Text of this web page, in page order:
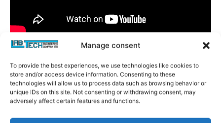
Manage consent
To provide the best experiences, we use technologies like cookies to
store and/or access device information. Consenting to these
technologies will allow us to process data such as browsing behavior or
unique IDs on this site. Not consenting or withdrawing consent, may
adversely affect certain features and functions.